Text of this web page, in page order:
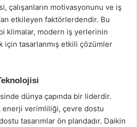
çalışanların motivasyonunu ve iş
etkileyen faktörlerdendir. Bu
klimalar, modern iş yerlerinin
için tasarlanmış etkili çözümler
dünya çapında bir liderdir.
verimliliği, çevre dostu
tasarımlar ön plandadır. Daikin